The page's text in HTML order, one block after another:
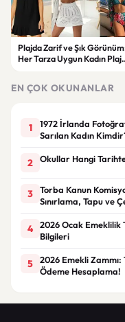
Plajda Zarif ve Şık
Her Tarza Uygun Kadın Plaj
EN ÇOK OKUNANLAR
1
1972 İrlanda
Sarılan Kadın
2 Okullar Hangi
3
Torba Kanun
Sınırlama, Tapu ve
4
2026 Ocak Emeklilik
Bilgileri
5
2026 Emekli
Ödeme Hesaplama!